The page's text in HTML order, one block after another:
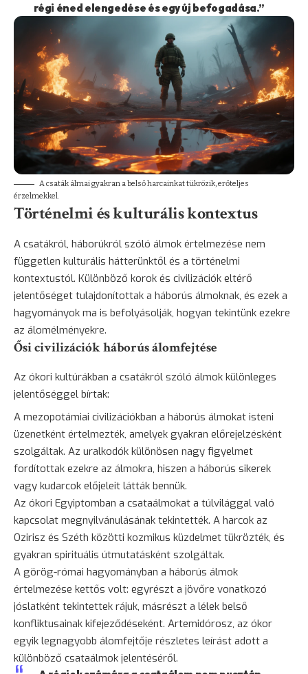
régi éned elengedése és egy új befogadása.”
A csaták álmai gyakran a belső harcainkat tükrözik, erőteljes
érzelmekkel.
Történelmi és kulturális kontextus
A csatákról, háborúkról szóló álmok értelmezése nem
független kulturális hátterünktől és a történelmi
kontextustól. Különböző korok és civilizációk eltérő
jelentőséget tulajdonítottak a háborús álmoknak, és ezek a
hagyományok ma is befolyásolják, hogyan tekintünk ezekre
az álomélményekre.
Ősi civilizációk háborús álomfejtése
Az ókori kultúrákban a csatákról szóló álmok különleges
jelentőséggel bírtak:
A mezopotámiai civilizációkban a háborús álmokat isteni
üzenetként értelmezték, amelyek gyakran előrejelzésként
szolgáltak. Az uralkodók különösen nagy figyelmet
fordítottak ezekre az álmokra, hiszen a háborús sikerek
vagy kudarcok előjeleit látták bennük.
Az ókori Egyiptomban a csataálmokat a túlvilággal való
kapcsolat megnyilvánulásának tekintették. A harcok az
Ozirisz és Széth közötti kozmikus küzdelmet tükrözték, és
gyakran spirituális útmutatásként szolgáltak.
A görög-római hagyományban a háborús álmok
értelmezése kettős volt: egyrészt a jövőre vonatkozó
jóslatként tekintettek rájuk, másrészt a lélek belső
konfliktusainak kifejeződéseként. Artemidórosz, az ókor
egyik legnagyobb álomfejtője részletes leírást adott a
különböző csataálmok jelentéséről.